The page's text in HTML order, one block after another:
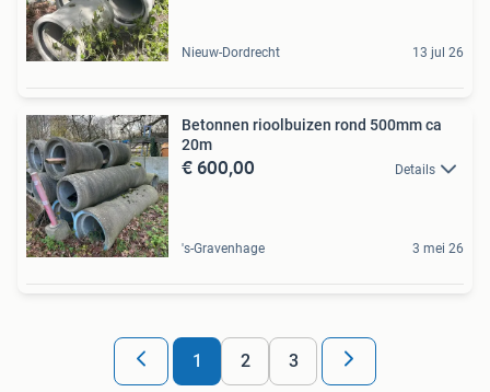
Nieuw-Dordrecht 13 jul 26
Betonnen rioolbuizen rond 500mm ca
20m
€ 600,00 Details
's-Gravenhage 3 mei 26
1 2 3